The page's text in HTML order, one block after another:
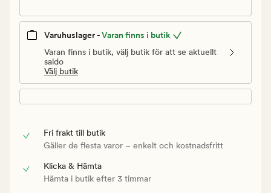
Varuhuslager -Varan finns i butik
Varan finns i butik, välj butik för att se aktuellt
saldo
Välj butik
Fri frakt till butik
Gäller de flesta varor – enkelt och kostnadsfritt
Klicka & Hämta
Hämta i butik efter 3 timmar